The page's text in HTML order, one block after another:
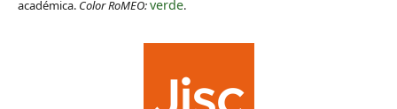
académica. Color RoMEO:verde.